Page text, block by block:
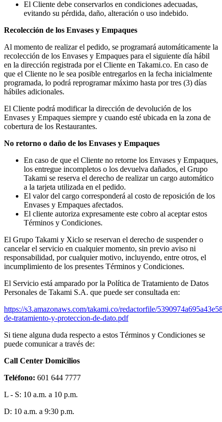
El Cliente debe conservarlos en condiciones adecuadas,
evitando su pérdida, daño, alteración o uso indebido.
Recolección de los Envases y Empaques
Al momento de realizar el pedido, se programará automáticamente la
recolección de los Envases y Empaques para el siguiente día hábil
en la dirección registrada por el Cliente en Takami.co. En caso de
que el Cliente no le sea posible entregarlos en la fecha inicialmente
programada, lo podrá reprogramar máximo hasta por tres (3) días
hábiles adicionales.
El Cliente podrá modificar la dirección de devolución de los
Envases y Empaques siempre y cuando esté ubicada en la zona de
cobertura de los Restaurantes.
No retorno o daño de los Envases y Empaques
En caso de que el Cliente no retorne los Envases y Empaques,
los entregue incompletos o los devuelva dañados, el Grupo
Takami se reserva el derecho de realizar un cargo automático
a la tarjeta utilizada en el pedido.
El valor del cargo corresponderá al costo de reposición de los
Envases y Empaques afectados.
El cliente autoriza expresamente este cobro al aceptar estos
Términos y Condiciones.
El Grupo Takami y Xiclo se reservan el derecho de suspender o
cancelar el servicio en cualquier momento, sin previo aviso ni
responsabilidad, por cualquier motivo, incluyendo, entre otros, el
incumplimiento de los presentes Términos y Condiciones.
El Servicio está amparado por la Política de Tratamiento de Datos
Personales de Takami S.A. que puede ser consultada en:
https://s3.amazonaws.com/takami.co/redactorfile/
de-tratamiento-y-proteccion-de-dato.pdf
Si tiene alguna duda respecto a estos Términos y Condiciones se
puede comunicar a través de:
Call Center Domicilios
Teléfono: 601 644 7777
L - S: 10 a.m. a 10 p.m.
D: 10 a.m. a 9:30 p.m.